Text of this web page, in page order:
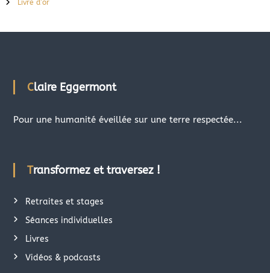
Livre d’or
Claire Eggermont
Pour une humanité éveillée sur une terre respectée...
Transformez et traversez !
Retraites et stages
Séances individuelles
Livres
Vidéos & podcasts